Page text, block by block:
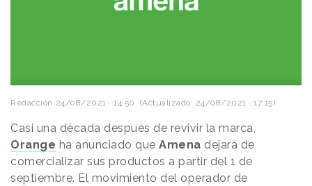
Redacción 24/08/2021 · 14:50 (Actualizado: 24/08/2021 · 17:15)
Casi una década después de revivir la marca,
Orange ha anunciado que Amena dejará de
comercializar sus productos a partir del 1 de
septiembre. El movimiento del operador de